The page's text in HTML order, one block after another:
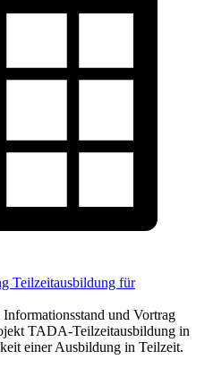
Teilzeitausbildung für
und Vortrag
TADA-Teilzeitausbildung in
einer Ausbildung in Teilzeit.